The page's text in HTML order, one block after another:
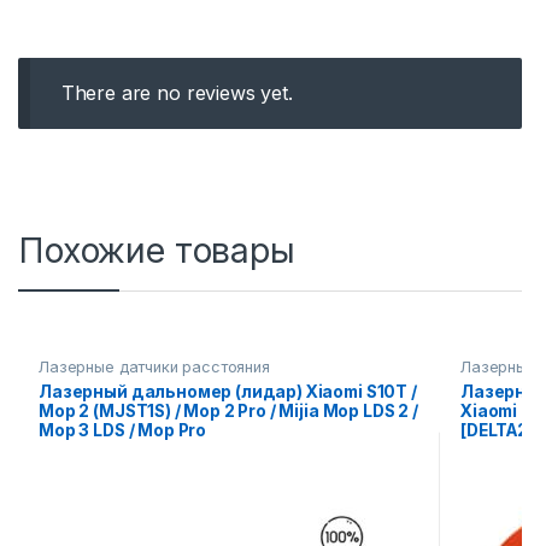
There are no reviews yet.
Похожие товары
Лазерные датчики расстояния
Лазерный дальномер (лидар) Xiaomi S10T /
Мoр 2 (MJSТ1S) / Mop 2 Pro / Mijia Моp LDS 2 /
Мoр 3 LDS / Мор Рrо
Лазерные
Xiaomi